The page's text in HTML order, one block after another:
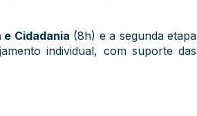
Cidadania (8h) e a segunda etapa
individual, com suporte das